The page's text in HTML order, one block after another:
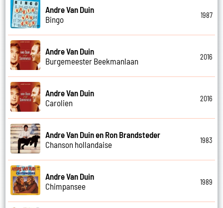
Andre Van Duin
Bingo
1987
Andre Van Duin
Burgemeester Beekmanlaan
2016
Andre Van Duin
Carolien
2016
Andre Van Duin en Ron Brandsteder
Chanson hollandaise
1983
Andre Van Duin
Chimpansee
1989